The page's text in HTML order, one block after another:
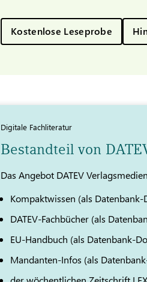
Kostenlose Leseprobe
Digitale Fachliteratur
Bestandteil von
Das Angebot DATEV
Kompaktwissen (als Datenbank-
DATEV-Fachbücher (als
EU-Handbuch (als Datenbank-
Mandanten-Infos (als